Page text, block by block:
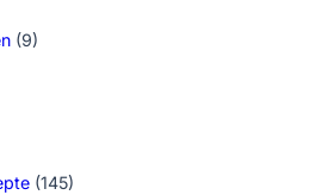
(9)
(145)